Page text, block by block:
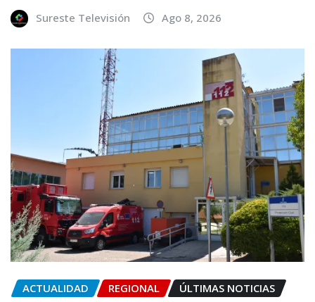
Sureste Televisión Ago 8, 2026
ACTUALIDAD REGIONAL ÚLTIMAS NOTICIAS